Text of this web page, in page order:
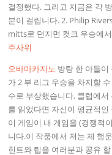
결정했다. 그리고 지금은 각
분이 걸립니다. 2. Philip
mitts로 던지면 컷크 우승에
주사위
오바마카지노 방탕 한 아들
가 2 부 리그 우승을 차지할
수로 부상했습니다. 클럽에
를 읽었다면 자신이 평균적
이 게임이 내 게임을 (경쟁적
니다.이 작품에서 저는 제 행
힌트와 팁을 여러분과 공유